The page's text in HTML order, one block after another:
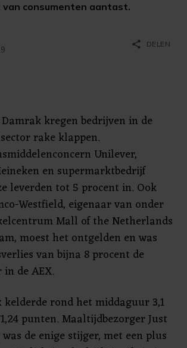
consumenten aantast.
share DELEN
kregen bedrijven in de
rake klappen.
Unilever,
en supermarktbedrijf
leverden tot 5 procent in. Ook
Westfield, eigenaar van onder
Mall of the Netherlands
moest het ontgelden en was
van bijna 8 procent de
de AEX.
kelderde rond het middaguur 3,1
punten. Maaltijdbezorger Just
de enige stijger, met een plus